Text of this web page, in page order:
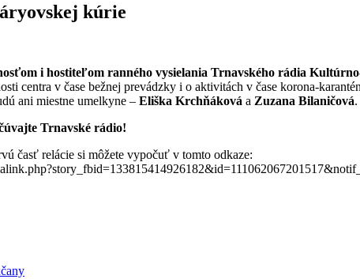
kúrie
i hostiteľom ranného vysielania Trnavského rádia
centra v čase bežnej prevádzky i o aktivitách v čase korona-
ani miestne umelkyne – Eliška Krchňáková a Zuzana Bilaničová.
Trnavské rádio!
časť relácie si môžete vypočuť v tomto odkaze: